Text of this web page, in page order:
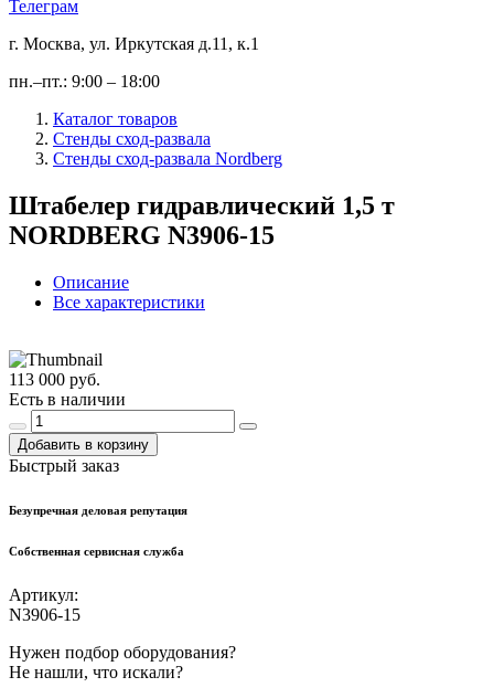
Телеграм
г. Москва, ул. Иркутская д.11, к.1
пн.–пт.: 9:00 – 18:00
Каталог товаров
Стенды сход-развала
Стенды сход-развала Nordberg
Штабелер гидравлический 1,5 т
NORDBERG N3906-15
Описание
Все характеристики
113 000 руб.
Есть в наличии
Добавить в корзину
Быстрый заказ
Безупречная деловая репутация
Собственная сервисная служба
Артикул:
N3906-15
Нужен подбор оборудования?
Не нашли, что искали?